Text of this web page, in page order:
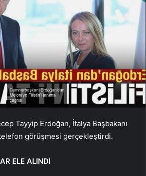
Tayyip Erdoğan, İtalya Başbakanı
görüşmesi gerçekleştirdi.
ELE ALINDI